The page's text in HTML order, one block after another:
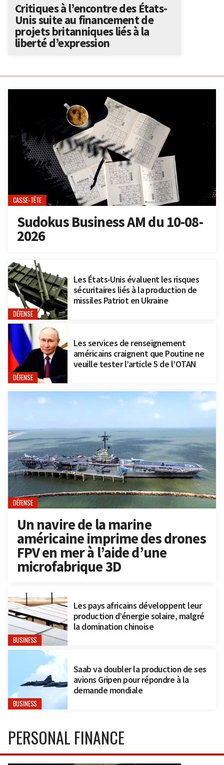
CASSE-TÊTE
Sudokus Business AM du 10-08-
2026
DÉFENSE
Les États-Unis évaluent les risques
sécuritaires liés à la production de
missiles Patriot en Ukraine
DÉFENSE
Les services de renseignement
américains craignent que Poutine ne
veuille tester l’article 5 de l’OTAN
DÉFENSE
Un navire de la marine
américaine imprime des drones
FPV en mer à l’aide d’une
microfabrique 3D
BUSINESS
Les pays africains développent leur
production d’énergie solaire, malgré
la domination chinoise
BUSINESS
Saab va doubler la production de ses
avions Gripen pour répondre à la
demande mondiale
Critiques à l’encontre des États-
Unis suite au financement de
projets britanniques liés à la
liberté d’expression
PERSONAL FINANCE